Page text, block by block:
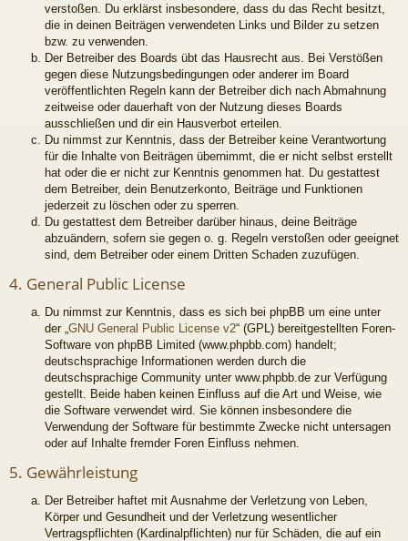
verstoßen. Du erklärst insbesondere, dass du das Recht besitzt,
die in deinen Beiträgen verwendeten Links und Bilder zu setzen
bzw. zu verwenden.
Der Betreiber des Boards übt das Hausrecht aus. Bei Verstößen
gegen diese Nutzungsbedingungen oder anderer im Board
veröffentlichten Regeln kann der Betreiber dich nach Abmahnung
zeitweise oder dauerhaft von der Nutzung dieses Boards
ausschließen und dir ein Hausverbot erteilen.
Du nimmst zur Kenntnis, dass der Betreiber keine Verantwortung
für die Inhalte von Beiträgen übernimmt, die er nicht selbst erstellt
hat oder die er nicht zur Kenntnis genommen hat. Du gestattest
dem Betreiber, dein Benutzerkonto, Beiträge und Funktionen
jederzeit zu löschen oder zu sperren.
Du gestattest dem Betreiber darüber hinaus, deine Beiträge
abzuändern, sofern sie gegen o. g. Regeln verstoßen oder geeignet
sind, dem Betreiber oder einem Dritten Schaden zuzufügen.
4. General Public License
Du nimmst zur Kenntnis, dass es sich bei phpBB um eine unter
der „ GNU General Public License v2“ (GPL) bereitgestellten Foren-
Software von phpBB Limited (www.phpbb.com) handelt;
deutschsprachige Informationen werden durch die
deutschsprachige Community unter www.phpbb.de zur Verfügung
gestellt. Beide haben keinen Einfluss auf die Art und Weise, wie
die Software verwendet wird. Sie können insbesondere die
Verwendung der Software für bestimmte Zwecke nicht untersagen
oder auf Inhalte fremder Foren Einfluss nehmen.
5. Gewährleistung
Der Betreiber haftet mit Ausnahme der Verletzung von Leben,
Körper und Gesundheit und der Verletzung wesentlicher
Vertragspflichten (Kardinalpflichten) nur für Schäden, die auf ein